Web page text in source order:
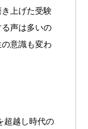
上げた受験
声は多いの
意識も変わ
超越し時代の